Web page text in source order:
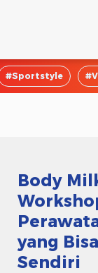
#Sportstyle
Body
yang
Sendiri